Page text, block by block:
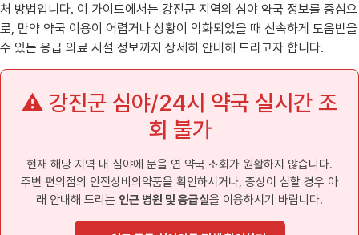
처 방법입니다. 이 가이드에서는 강진군 지역의 심야 약국 정보를 중심으
로, 만약 약국 이용이 어렵거나 상황이 악화되었을 때 신속하게 도움받을
수 있는 응급 의료 시설 정보까지 상세히 안내해 드리고자 합니다.
⚠️ 강진군 심야/24시 약국 실시간 조
회 불가
현재 해당 지역 내 심야에 문을 연 약국 조회가 원활하지 않습니다.
주변 편의점의 안전상비의약품을 확인하시거나, 증상이 심할 경우 아
래 안내해 드리는 인근 병원 및 응급실을 이용하시기 바랍니다.